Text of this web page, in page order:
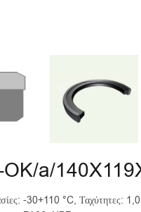
a/
-30+110 °C, Ταχύτητες: